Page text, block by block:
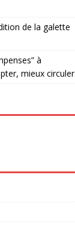
de la galette
à
mieux circuler